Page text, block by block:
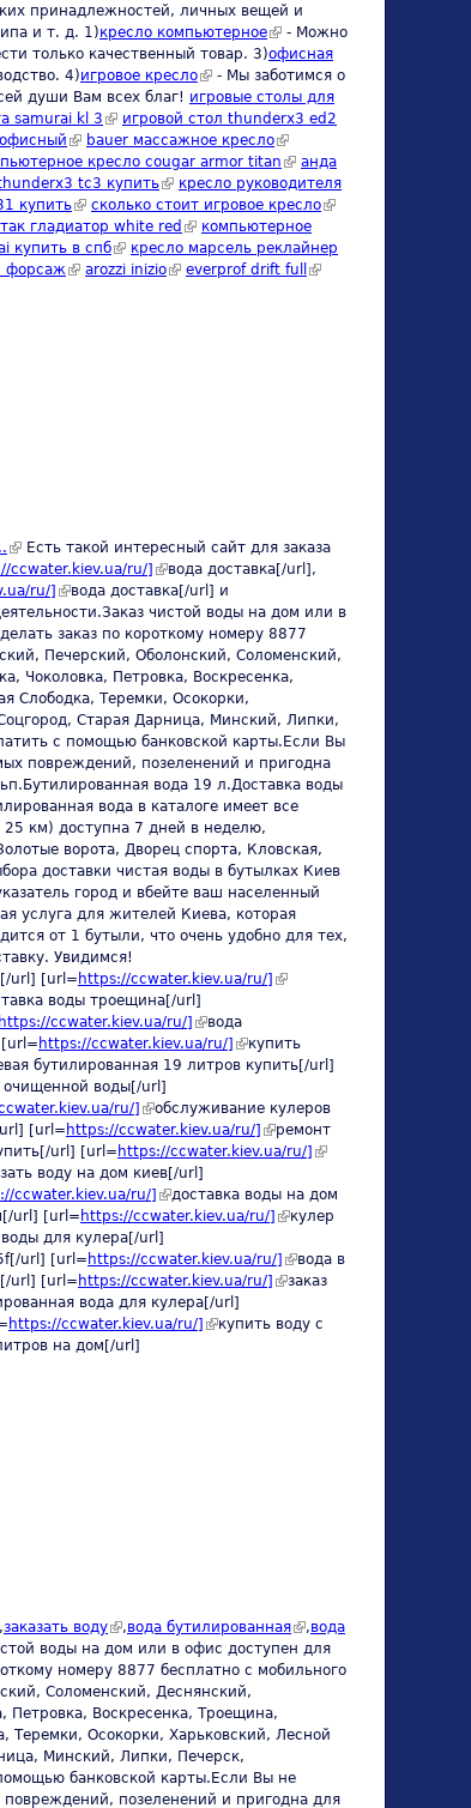
принадлежностей, личных вещей и
и т. д. 1)кресло компьютерное(link is external)
- Можно
только качественный товар. 3)офисная
4)игровое кресло(link is external)
- Мы заботимся о
души Вам всех благ! игровые столы для
samurai kl 3 (link is external)
игровой стол thunderx3 ed2
(link is external)
bauer массажное кресло(link is
external)
external) кресло cougar armor titan (link is
external)
анда
is external)tc3 купить(link is external)
кресло руководителя
купить(link is external)
сколько стоит игровое кресло(link is
гладиатор white red (link is external)
компьютерное
купить в спб(link is external)
кресло марсель реклайнер
форсаж(link is external)
arozzi inizio(link is external)
everprof drift full
(link is
(link is external)
Есть такой интересный сайт для заказа
ccwater.kiev.ua/ru/] (link is external)
вода доставка[/url],
ru/] (link is external)
вода доставка[/url] и
чистой воды на дом или в
заказ по короткому номеру 8877
Печерский, Оболонский, Соломенский,
Чоколовка, Петровка, Воскресенка,
Слободка, Теремки, Осокорки,
Старая Дарница, Минский, Липки,
с помощью банковской карты.Если Вы
повреждений, позеленений и пригодна
вода 19 л.Доставка воды
вода в каталоге имеет все
км) доступна 7 дней в неделю,
ворота, Дворец спорта, Кловская,
доставки чистая воды в бутылках Киев
город и вбейте ваш населенный
услуга для жителей Киева, которая
от 1 бутыли, что очень удобно для тех,
Увидимся!
url] [url= https://ccwater.kiev.ua/ru/] (link is
external)воды троещина[/url]
https://ccwater.kiev.ua/ru/] (link is external)
вода
[url= https://ccwater.kiev.ua/ru/] (link is external)
купить
бутилированная 19 литров купить[/url]
очищенной воды[/url]
ru/] (link is external)
обслуживание кулеров
[url= https://ccwater.kiev.ua/ru/] (link is external)
ремонт
url] [url= https://ccwater.kiev.ua/ru/] (link is
external)воду на дом киев[/url]
ccwater.kiev.ua/ru/] (link is external)
доставка воды на дом
url] [url= https://ccwater.kiev.ua/ru/] (link is
кулер
воды для кулера[/url]
url] [url= https://ccwater.kiev.ua/ru/] (link is
external)
вода в
url] [url= https://ccwater.kiev.ua/ru/] (link is
заказ
вода для кулера[/url]
https://ccwater.kiev.ua/ru/] (link is external)
купить воду с
на дом[/url]
is external)
,заказать воду(link is external)
,вода бутилированная(link is
external)
,вода
воды на дом или в офис доступен для
номеру 8877 бесплатно с мобильного
Соломенский, Деснянский,
Воскресенка, Троещина,
Теремки, Осокорки, Харьковский, Лесной
Минский, Липки, Печерск,
банковской карты.Если Вы не
позеленений и пригодна для